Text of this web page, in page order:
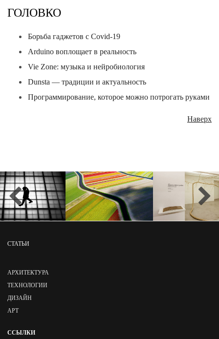
ГОЛОВКО
Борьба гаджетов с Covid-19
Arduino воплощает в реальность
Vie Zone: музыка и нейробиология
Dunsta — традиции и актуальность
Программирование, которое можно потрогать руками
Наверх
СТАТЬИ
АРХИТЕКТУРА
ТЕХНОЛОГИИ
ДИЗАЙН
АРТ
ССЫЛКИ